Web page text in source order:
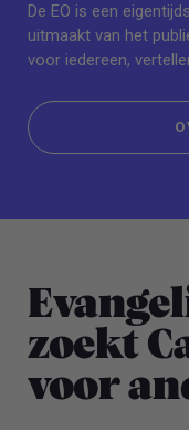
De EO is een
uitmaakt van het
voor iedereen,
gaan over geloven,
thema’s. Samen met
content voor tv,
zoekt
voor